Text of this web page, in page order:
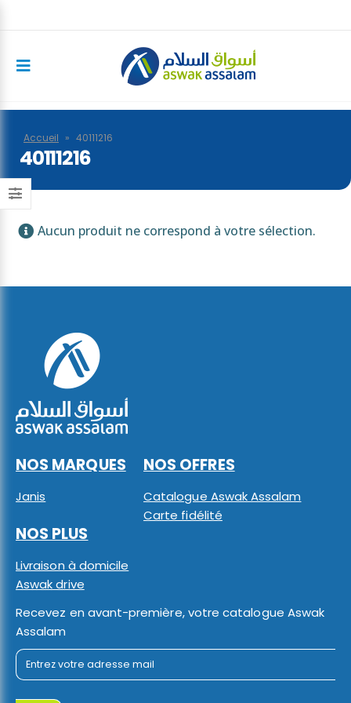
Accueil » 40111216
40111216
Aucun produit ne correspond à votre sélection.
NOS MARQUES
Janis
NOS OFFRES
Catalogue Aswak Assalam
Carte fidélité
NOS PLUS
Livraison à domicile
Aswak drive
Recevez en avant-première, votre catalogue Aswak
Assalam